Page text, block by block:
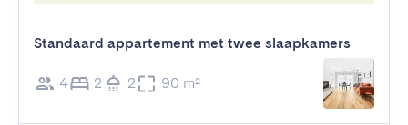
Standaard appartement met twee slaapkamers
4 2 2 90 m²